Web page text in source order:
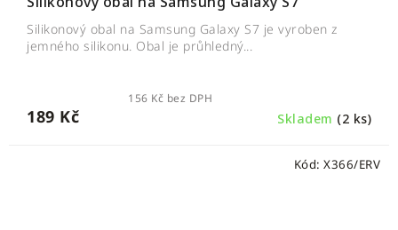
Skladem (2 ks)
156 Kč bez DPH
189 Kč
Silikonový obal na Samsung Galaxy S7 je vyroben z
jemného silikonu. Obal je průhledný...
Kód: X366/ERV